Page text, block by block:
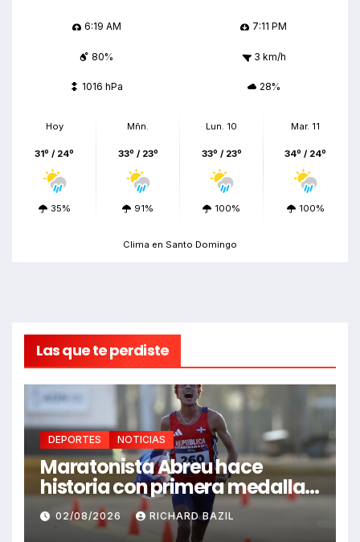
6:19 AM 7:11 PM
80% 3 km/h
1016 hPa 28%
Hoy
31º / 24º
35%
Mñn.
33º / 23º
91%
Lun. 10
33º / 23º
100%
Mar. 11
34º / 24º
100%
Clima en Santo Domingo
Las que te perdiste
DEPORTES NOTICIAS
Maratonista Abreu hace
historia con primera medalla
en Juegos Santo Domingo
2026
02/08/2026 RICHARD BAZIL